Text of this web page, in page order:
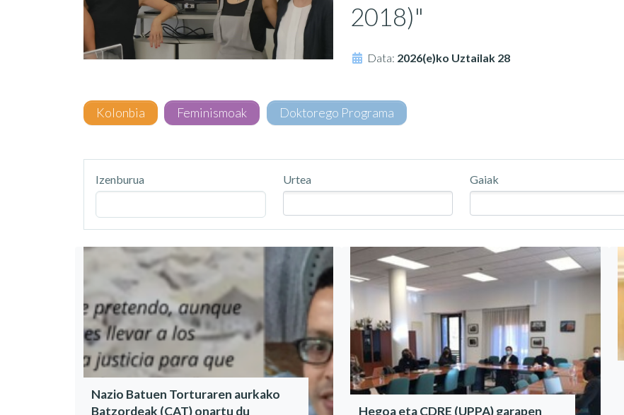
2018)"
Data: 2026(e)ko Uztailak 28
Kolonbia Feminismoak Doktorego Programa
Izenburua Urtea Gaiak
Nazio Batuen Torturaren aurkako
Batzordeak (CAT) onartu du
Hegoa eta CDRE (UPPA) garapen